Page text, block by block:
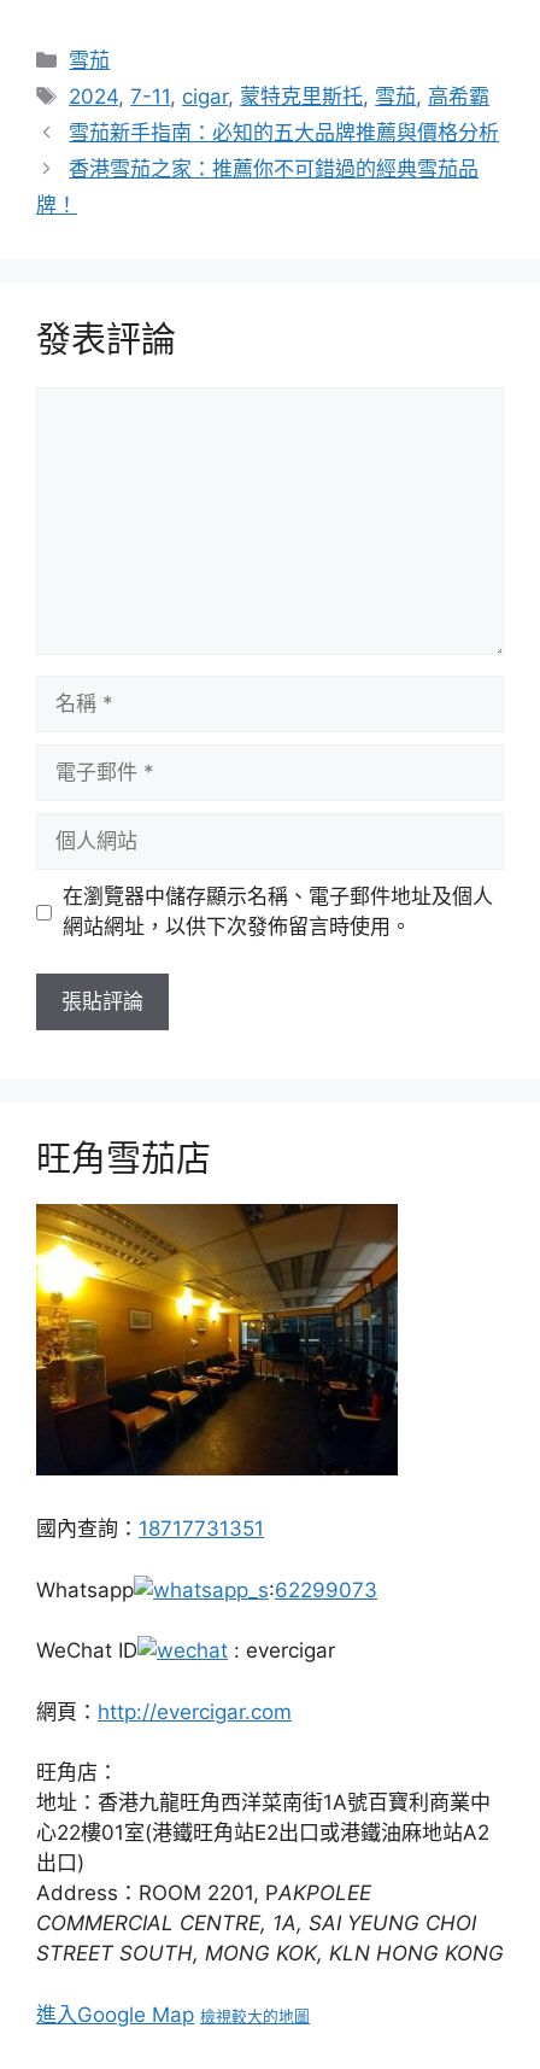
分
類
雪茄
標
籤
2024,7-11, cigar, 蒙特克里斯托, 雪茄, 高希霸
雪茄新手指南：必知的五大品牌推薦與價格分析
香港雪茄之家：推薦你不可錯過的經典雪茄品
牌！
發表評論
站
在瀏覽器中儲存顯示名稱、電子郵件地址及個人
網站網址，以供下次發佈留言時使用。
旺角雪茄店
國內查詢： 18717731351
Whatsapp :62299073
WeChat ID : evercigar
網頁： http://evercigar.com
旺角店：
地址：香港九龍旺角西洋菜南街1A號百寶利商業中
心22樓01室(港鐵旺角站E2出口或港鐵油麻地站A2
出口)
Address：ROOM 2201, PAKPOLEE
COMMERCIAL CENTRE, 1A, SAI YEUNG CHOI
STREET SOUTH, MONG KOK, KLN HONG KONG
進入Google Map 檢視較大的地圖